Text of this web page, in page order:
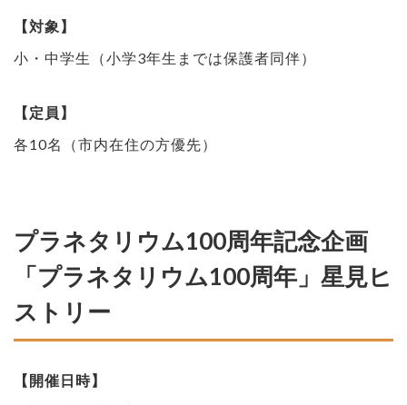
【対象】
小・中学生（小学3年生までは保護者同伴）
【定員】
各10名（市内在住の方優先）
プラネタリウム100周年記念企画
「プラネタリウム100周年」星見ヒ
ストリー
【開催日時】